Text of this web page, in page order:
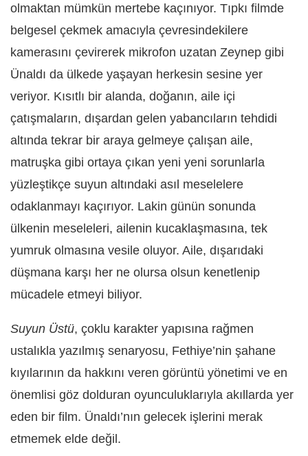
olmaktan mümkün mertebe kaçınıyor. Tıpkı filmde
belgesel çekmek amacıyla çevresindekilere
kamerasını çevirerek mikrofon uzatan Zeynep gibi
Ünaldı da ülkede yaşayan herkesin sesine yer
veriyor. Kısıtlı bir alanda, doğanın, aile içi
çatışmaların, dışardan gelen yabancıların tehdidi
altında tekrar bir araya gelmeye çalışan aile,
matruşka gibi ortaya çıkan yeni yeni sorunlarla
yüzleştikçe suyun altındaki asıl meselelere
odaklanmayı kaçırıyor. Lakin günün sonunda
ülkenin meseleleri, ailenin kucaklaşmasına, tek
yumruk olmasına vesile oluyor. Aile, dışarıdaki
düşmana karşı her ne olursa olsun kenetlenip
mücadele etmeyi biliyor.
Suyun Üstü, çoklu karakter yapısına rağmen
ustalıkla yazılmış senaryosu, Fethiye’nin şahane
kıyılarının da hakkını veren görüntü yönetimi ve en
önemlisi göz dolduran oyunculuklarıyla akıllarda yer
eden bir film. Ünaldı’nın gelecek işlerini merak
etmemek elde değil.